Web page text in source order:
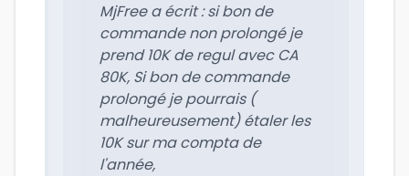
MjFree a écrit :si bon de
commande non prolongé je
prend 10K de regul avec CA
80K, Si bon de commande
prolongé je pourrais (
malheureusement) étaler les
10K sur ma compta de
l'année,